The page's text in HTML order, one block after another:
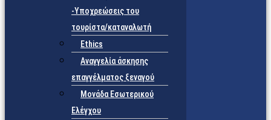
-Υποχρεώσεις του
τουρίστα/καταναλωτή
Ethics
Αναγγελία άσκησης
επαγγέλματος ξεναγού
Μονάδα Εσωτερικού
Ελέγχου